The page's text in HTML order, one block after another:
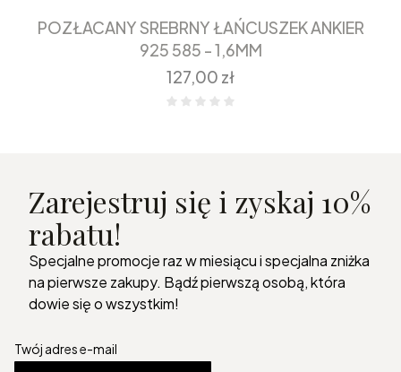
POZŁACANY SREBRNY ŁAŃCUSZEK ANKIER
925 585 - 1,6MM
Cena
127,00 zł
Zarejestruj się i zyskaj 10%
rabatu!
Specjalne promocje raz w miesiącu i specjalna zniżka
na pierwsze zakupy. Bądź pierwszą osobą, która
dowie się o wszystkim!
Twój adres e-mail